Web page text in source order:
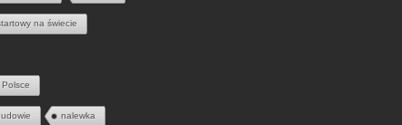
na świecie
nalewka